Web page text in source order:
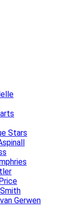
Stars
Gerwen